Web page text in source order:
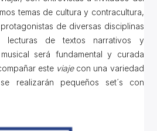
temas de cultura y contracultura,
de diversas disciplinas
lecturas de textos narrativos y
será fundamental y curada
este viajecon una variedad
realizarán pequeños set´s con